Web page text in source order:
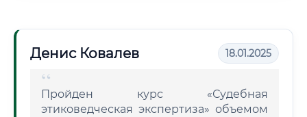
Денис Ковалев 18.01.2025
Пройден курс «Судебная
этиковедческая экспертиза» объемом